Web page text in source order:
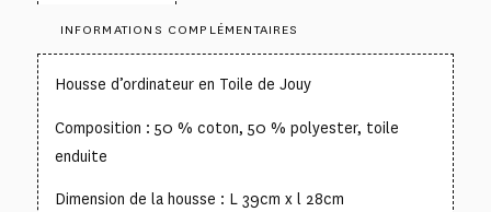
INFORMATIONS COMPLÉMENTAIRES
Housse d’ordinateur en Toile de Jouy
Composition : 50 % coton, 50 % polyester, toile
enduite
Dimension de la housse : L 39cm x l 28cm